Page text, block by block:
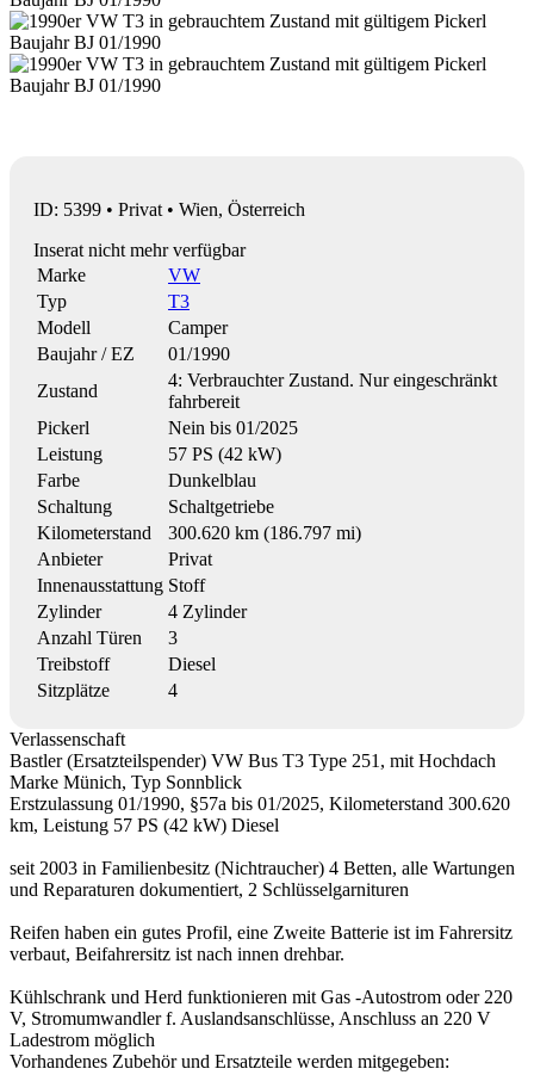
ID: 5399 • Privat • Wien, Österreich
Inserat nicht mehr verfügbar
Marke
VW
Typ
T3
Modell
Camper
Baujahr / EZ
01/1990
Zustand
4: Verbrauchter Zustand. Nur eingeschränkt
fahrbereit
Pickerl
Nein bis 01/2025
Leistung
57 PS (42 kW)
Farbe
Dunkelblau
Schaltung
Schaltgetriebe
Kilometerstand
300.620 km (186.797 mi)
Anbieter
Privat
Innenausstattung Stoff
Zylinder
4 Zylinder
Anzahl Türen
3
Treibstoff
Diesel
Sitzplätze
4
Verlassenschaft
Bastler (Ersatzteilspender) VW Bus T3 Type 251, mit Hochdach
Marke Münich, Typ Sonnblick
Erstzulassung 01/1990, §57a bis 01/2025, Kilometerstand 300.620
km, Leistung 57 PS (42 kW) Diesel
seit 2003 in Familienbesitz (Nichtraucher) 4 Betten, alle Wartungen
und Reparaturen dokumentiert, 2 Schlüsselgarnituren
Reifen haben ein gutes Profil, eine Zweite Batterie ist im Fahrersitz
verbaut, Beifahrersitz ist nach innen drehbar.
Kühlschrank und Herd funktionieren mit Gas -Autostrom oder 220
V, Stromumwandler f. Auslandsanschlüsse, Anschluss an 220 V
Ladestrom möglich
Vorhandenes Zubehör und Ersatzteile werden mitgegeben: